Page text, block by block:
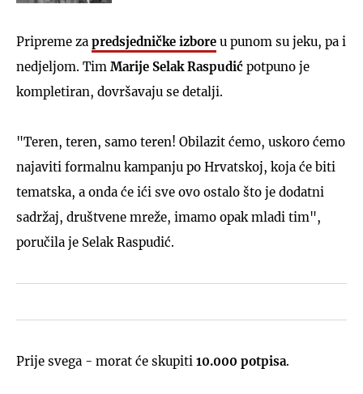
Pripreme za predsjedničke izbore u punom su jeku, pa i
nedjeljom. Tim Marije Selak Raspudić potpuno je
kompletiran, dovršavaju se detalji.
"Teren, teren, samo teren! Obilazit ćemo, uskoro ćemo
najaviti formalnu kampanju po Hrvatskoj, koja će biti
tematska, a onda će ići sve ovo ostalo što je dodatni
sadržaj, društvene mreže, imamo opak mladi tim",
poručila je Selak Raspudić.
Prije svega - morat će skupiti 10.000 potpisa.